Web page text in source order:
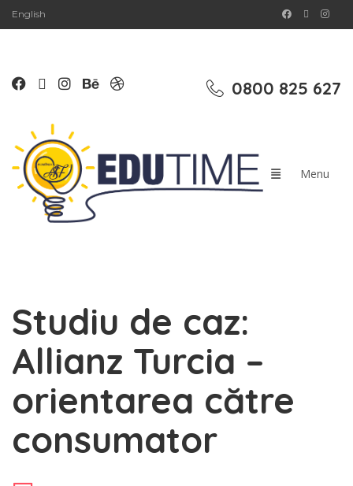
English
0800 825 627
Studiu de caz:
Allianz Turcia –
orientarea către
consumator